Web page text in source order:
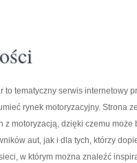
to tematyczny serwis internetowy
rynek motoryzacyjny. Strona
z motoryzacją, dzięki czemu
aut, jak i dla tych, którzy
w którym można znaleźć